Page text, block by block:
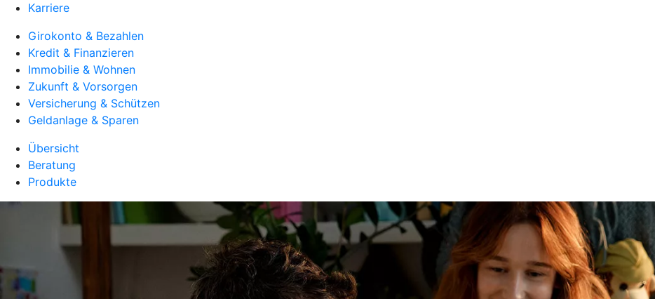
Karriere
Girokonto & Bezahlen
Kredit & Finanzieren
Immobilie & Wohnen
Zukunft & Vorsorgen
Versicherung & Schützen
Geldanlage & Sparen
Übersicht
Beratung
Produkte